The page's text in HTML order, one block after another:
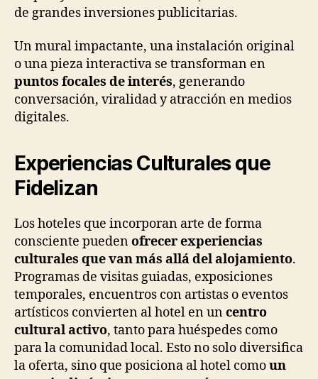
de grandes inversiones publicitarias.
Un mural impactante, una instalación original
o una pieza interactiva se transforman en
puntos focales de interés, generando
conversación, viralidad y atracción en medios
digitales.
Experiencias Culturales que
Fidelizan
Los hoteles que incorporan arte de forma
consciente puedenofrecer experiencias
culturales que van más allá del alojamiento.
Programas de visitas guiadas, exposiciones
temporales, encuentros con artistas o eventos
artísticos convierten al hotel en uncentro
cultural activo, tanto para huéspedes como
para la comunidad local. Esto no solo diversifica
la oferta, sino que posiciona al hotel comoun